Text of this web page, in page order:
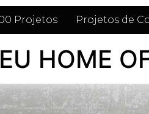
Projetos Projetos de
HOME